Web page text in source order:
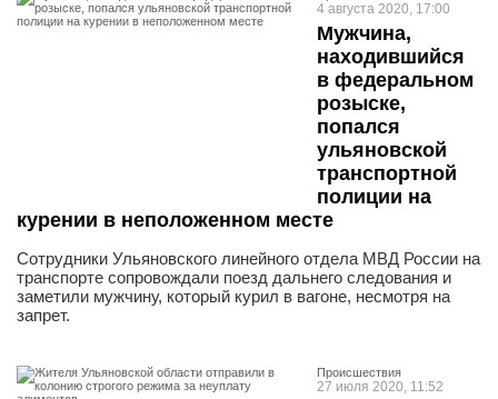
4 августа 2020, 17:00
Мужчина,
находившийся
в федеральном
розыске,
попался
ульяновской
транспортной
полиции на
курении в неположенном месте
Сотрудники Ульяновского линейного отдела МВД России на
транспорте сопровождали поезд дальнего следования и
заметили мужчину, который курил в вагоне, несмотря на
запрет.
Проиcшествия
27 июля 2020, 11:52